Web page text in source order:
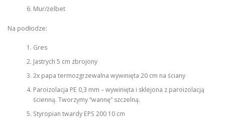
Mur/żelbet
Na podłodze:
Gres
Jastrych 5 cm zbrojony
2x papa termozgrzewalna wywinięta 20 cm na ściany
Paroizolacja PE 0,3 mm – wywinięta i sklejona z paroizolacją
ścienną. Tworzymy “wannę” szczelną.
Styropian twardy EPS 200 10 cm